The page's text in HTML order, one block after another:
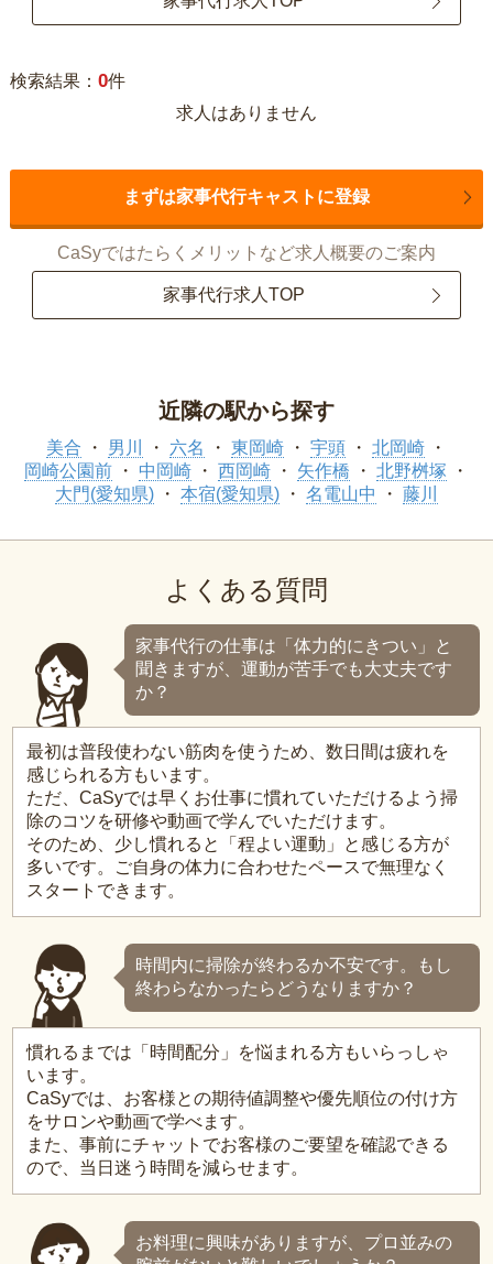
検索結果： 0件
求人はありません
まずは家事代行キャストに登録
CaSyではたらくメリットなど求人概要のご案内
家事代行求人TOP
近隣の駅から探す
美合 男川 六名 東岡崎 宇頭
北岡崎
岡崎公園前
中岡崎 西岡崎 矢作橋
北野桝塚
大門(愛知県)
本宿(愛知県) 名電山中 藤川
よくある質問
家事代行の仕事は「体力的にきつい」と
聞きますが、運動が苦手でも大丈夫です
か？
最初は普段使わない筋肉を使うため、数日間は疲れを
感じられる方もいます。
ただ、CaSyでは早くお仕事に慣れていただけるよう掃
除のコツを研修や動画で学んでいただけます。
そのため、少し慣れると「程よい運動」と感じる方が
多いです。ご自身の体力に合わせたペースで無理なく
スタートできます。
時間内に掃除が終わるか不安です。もし
終わらなかったらどうなりますか？
慣れるまでは「時間配分」を悩まれる方もいらっしゃ
います。
CaSyでは、お客様との期待値調整や優先順位の付け方
をサロンや動画で学べます。
また、事前にチャットでお客様のご要望を確認できる
ので、当日迷う時間を減らせます。
お料理に興味がありますが、プロ並みの